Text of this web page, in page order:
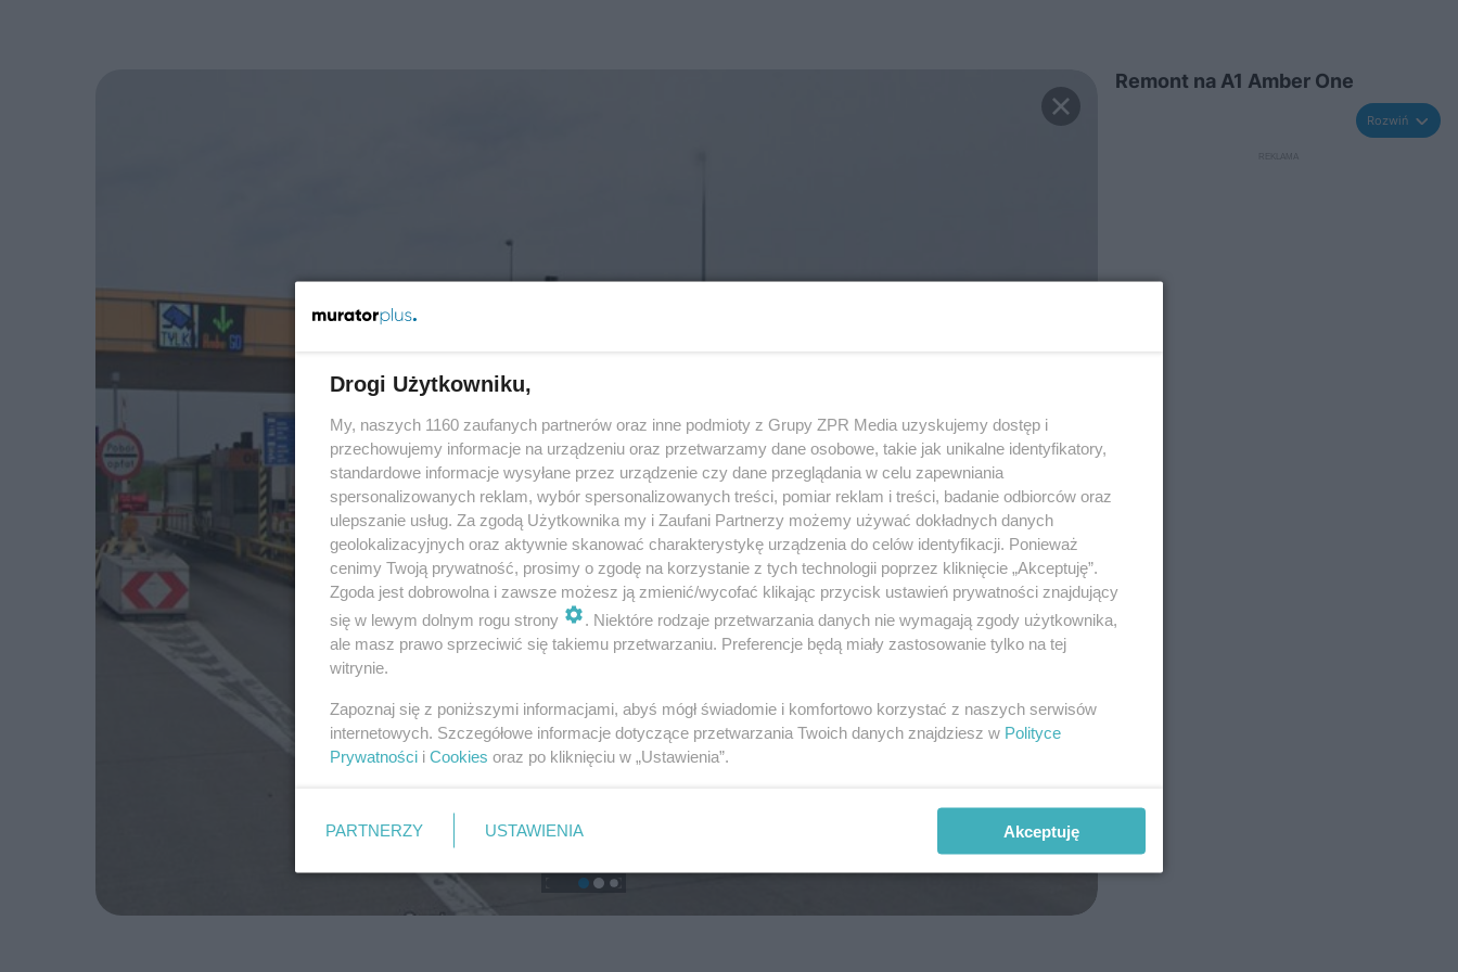
Remont na A1 Amber One
Rozwiń
Drogi Użytkowniku,
My, naszych 1160 zaufanych partnerów oraz inne podmioty z Grupy ZPR Media uzyskujemy dostęp i
przechowujemy informacje na urządzeniu oraz przetwarzamy dane osobowe, takie jak unikalne identyfikatory,
standardowe informacje wysyłane przez urządzenie czy dane przeglądania w celu zapewniania
spersonalizowanych reklam, wybór spersonalizowanych treści, pomiar reklam i treści, badanie odbiorców oraz
ulepszanie usług. Za zgodą Użytkownika my i Zaufani Partnerzy możemy używać dokładnych danych
geolokalizacyjnych oraz aktywnie skanować charakterystykę urządzenia do celów identyfikacji. Ponieważ
cenimy Twoją prywatność, prosimy o zgodę na korzystanie z tych technologii poprzez kliknięcie „Akceptuję”.
Zgoda jest dobrowolna i zawsze możesz ją zmienić/wycofać klikając przycisk ustawień prywatności znajdujący
się w lewym dolnym rogu strony
. Niektóre rodzaje przetwarzania danych nie wymagają zgody użytkownika,
ale masz prawo sprzeciwić się takiemu przetwarzaniu. Preferencje będą miały zastosowanie tylko na tej
witrynie.
Zapoznaj się z poniższymi informacjami, abyś mógł świadomie i komfortowo korzystać z naszych serwisów
internetowych. Szczegółowe informacje dotyczące przetwarzania Twoich danych znajdziesz w Polityce
Prywatności i Cookies oraz po kliknięciu w „Ustawienia”.
PARTNERZY USTAWIENIA Akceptuję